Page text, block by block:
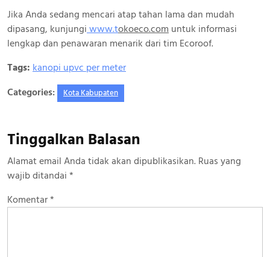
Jika Anda sedang mencari atap tahan lama dan mudah
dipasang, kunjungi www.tokoeco.com untuk informasi
lengkap dan penawaran menarik dari tim Ecoroof.
Tags: kanopi upvc per meter
Categories:
Kota Kabupaten
Tinggalkan Balasan
Alamat email Anda tidak akan dipublikasikan. Ruas yang
wajib ditandai *
Komentar*